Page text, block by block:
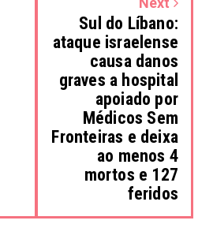
Sul do Líbano:
ataque israelense
causa danos
graves a hospital
apoiado por
Médicos Sem
Fronteiras e deixa
ao menos 4
mortos e 127
feridos